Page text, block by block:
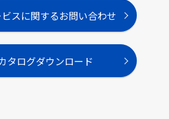
スに関するお問い合わせ
タログダウンロード